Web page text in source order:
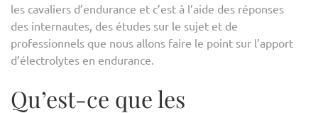
les cavaliers d’endurance et c’est à l’aide des réponses
des internautes, des études sur le sujet et de
professionnels que nous allons faire le point sur l’apport
d’électrolytes en endurance.
Qu’est-ce que les